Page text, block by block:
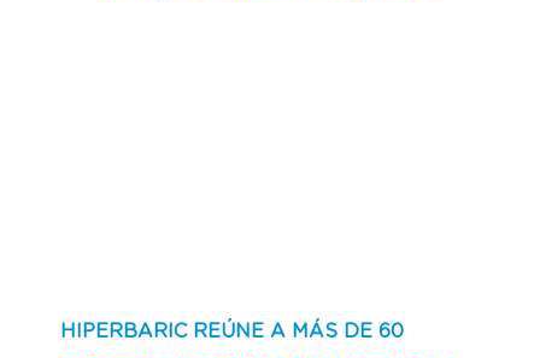
HIPERBARIC REÚNE A MÁS DE 60